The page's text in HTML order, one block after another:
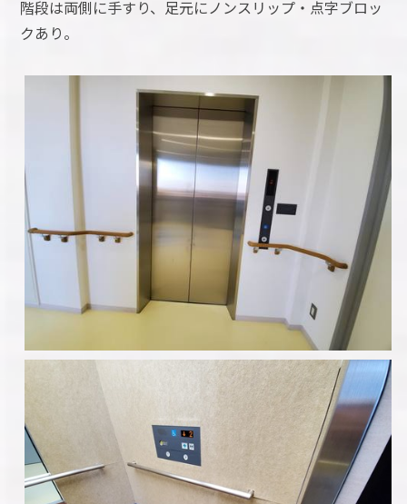
階段は両側に手すり、足元にノンスリップ・点字ブロッ
クあり。